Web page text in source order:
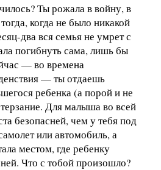
Ты рожала в войну, в
когда не было никакой
два вся семья не умрет с
погибнуть сама, лишь бы
— во времена
— ты отдаешь
ребенка (а порой и не
Для малыша во всей
безопасней, чем у тебя под
или автомобиль, а
местом, где ребенку
Что с тобой произошло?